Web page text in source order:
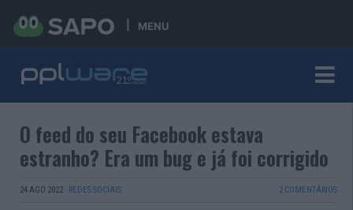
MENU
O feed do seu Facebook estava
estranho? Era um bug e já foi corrigido
24 AGO 2022 · REDES SOCIAIS 2 COMENTÁRIOS